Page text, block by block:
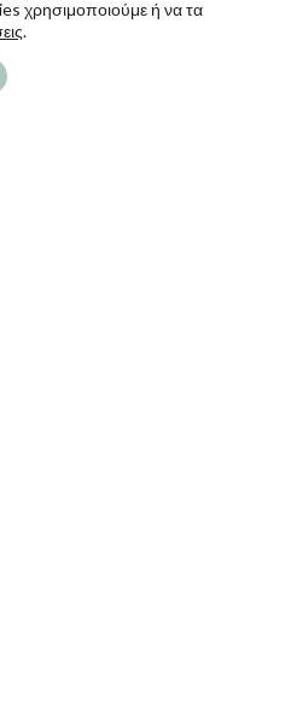
χρησιμοποιούμε ή να τα
.